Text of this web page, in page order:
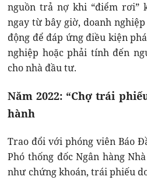
nguồn trả nợ khi “điểm rơi”
ngay từ bây giờ, doanh
động để đáp ứng điều kiện
nghiệp hoặc phải tính đến
cho nhà đầu tư.
Năm 2022: “Chợ trái
hành
Trao đổi với phóng viên Báo
Phó thống đốc Ngân hàng
như chứng khoán, trái phiếu